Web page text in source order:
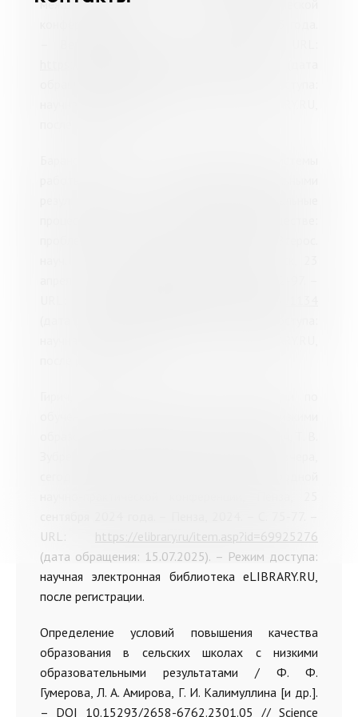
международной научно-практической
URL: https://elibrary.ru/item.asp?id=69925276
(дата обращения: 15.07.2025). – Режим доступа:
научная электронная библиотека eLIBRARY.RU,
после регистрации.
Определение условий повышения качества
образования в сельских школах с низкими
образовательными результатами / Ф. Ф.
Гумерова, Л. А. Амирова, Г. И. Калимуллина [и др.].
– DOI 10.15293/2658-6762.2301.05 // Science